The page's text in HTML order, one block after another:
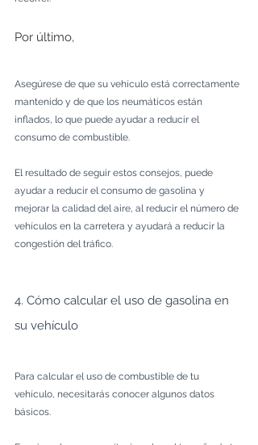
Por último,
Asegúrese de que su vehículo está correctamente
mantenido y de que los neumáticos están
inflados, lo que puede ayudar a reducir el
consumo de combustible.
El resultado de seguir estos consejos, puede
ayudar a reducir el consumo de gasolina y
mejorar la calidad del aire, al reducir el número de
vehículos en la carretera y ayudará a reducir la
congestión del tráfico.
4. Cómo calcular el uso de gasolina en
su vehículo
Para calcular el uso de combustible de tu
vehículo, necesitarás conocer algunos datos
básicos.